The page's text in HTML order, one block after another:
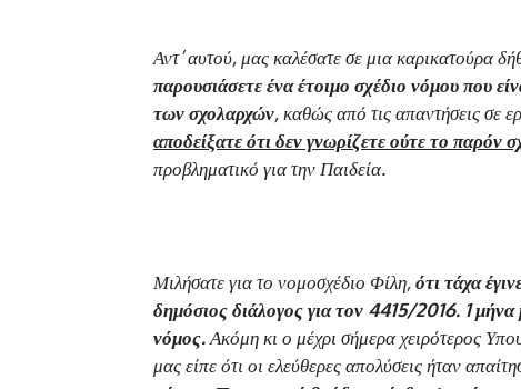
Αντ’ αυτού, μας καλέσατε σε μια καρικατούρα
παρουσιάσετε ένα έτοιμο σχέδιο νόμου που
των σχολαρχών, καθώς από τις απαντήσεις σε
αποδείξατε ότι δεν γνωρίζετε ούτε το παρόν
προβληματικό για την Παιδεία.
Μιλήσατε για το νομοσχέδιο Φίλη,ότι τάχα
δημόσιος διάλογος για τον 4415/2016. 1
νόμος.Ακόμη κι ο μέχρι σήμερα χειρότερος
μας είπε ότι οι ελεύθερες απολύσεις ήταν